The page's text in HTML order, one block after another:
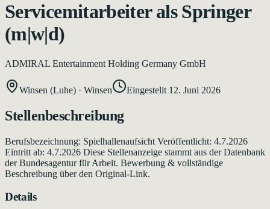
Servicemitarbeiter als Springer
(m|w|d)
ADMIRAL Entertainment Holding Germany GmbH
Winsen (Luhe) · Winsen Eingestellt 12. Juni 2026
Stellenbeschreibung
Berufsbezeichnung: Spielhallenaufsicht Veröffentlicht: 4.7.2026
Eintritt ab: 4.7.2026 Diese Stellenanzeige stammt aus der Datenbank
der Bundesagentur für Arbeit. Bewerbung & vollständige
Beschreibung über den Original-Link.
Details